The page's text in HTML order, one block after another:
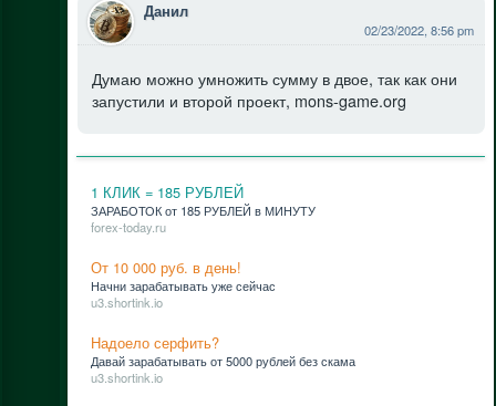
Данил
02/23/2022, 8:56 pm
Думаю можно умножить сумму в двое, так как они
запустили и второй проект, mons-game.org
1 КЛИК = 185 РУБЛЕЙ
ЗАРАБОТОК от 185 РУБЛЕЙ в МИНУТУ
forex-today.ru
От 10 000 руб. в день!
Нач­ни за­ра­ба­ты­вать уже сей­час
u3.shortink.io
Надоело серфить?
Да­вай за­ра­ба­ты­вать от 5000 руб­лей без ска­ма
u3.shortink.io